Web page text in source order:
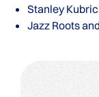
Stanley
Jazz Roots